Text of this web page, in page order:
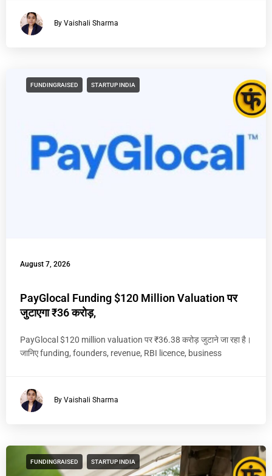
By Vaishali Sharma
FUNDINGRAISED STARTUP INDIA
August 7, 2026
PayGlocal Funding $120 Million Valuation पर
जुटाएगा ₹36 करोड़,
PayGlocal $120 million valuation पर ₹36.38 करोड़ जुटाने जा रहा है।
जानिए funding, founders, revenue, RBI licence, business
By Vaishali Sharma
FUNDINGRAISED STARTUP INDIA